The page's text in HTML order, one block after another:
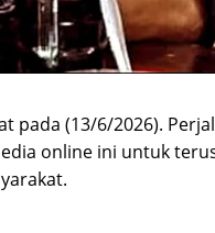
pada (13/6/2026).
online ini untuk